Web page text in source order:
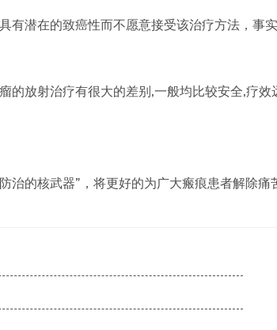
有潜在的致癌性而不愿意接受该治疗方法，事
放射治疗有很大的差别,一般均比较安全,疗效
治的核武器”，将更好的为广大瘢痕患者解除痛